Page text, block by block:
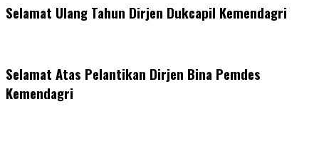
Selamat Ulang Tahun Dirjen Dukcapil Kemendagri
Selamat Atas Pelantikan Dirjen Bina Pemdes
Kemendagri